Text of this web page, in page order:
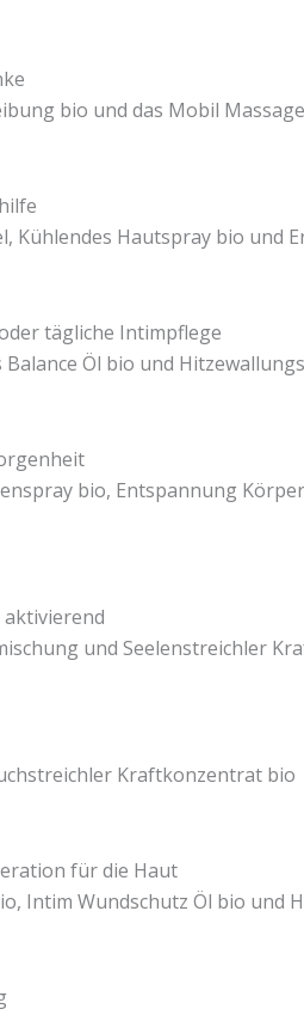
bio und das Mobil
Kühlendes Hautspray bio und
tägliche Intimpflege
Öl bio und
bio, Entspannung
und Seelenstreichler
Kraftkonzentrat bio
für die Haut
Intim Wundschutz Öl bio